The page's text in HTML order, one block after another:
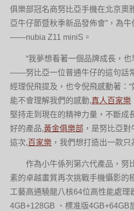
俱樂部冠名商努比亞手機在北京奧
亞牛仔節暨秋季新品發佈會”，為
——nubia Z11 miniS。
“我夢想看著一個品牌成長，也
——努比亞一位普通牛仔的這句話
經理倪飛提及，也令倪飛感動著：
能不會理解我們的感動,真人百家樂
堅持走到現在的精神力量，不斷成
好的產品,黃金俱樂部 ，是努比亞
這次,百家樂 ，我們想打造出一款只
作為小牛係列第六代產品，努
素的卓越畫質再次挑戰手機懾影的
工藝高通驍龍八核64位高性能處理
4GB+128GB 、標准版4GB+64GB